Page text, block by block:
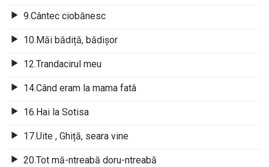
9.Cântec ciobănesc
10.Măi bădiță, bădișor
12.Trandacirul meu
14.Când eram la mama fatâ
16.Hai la Sotisa
17.Uite , Ghiță, seara vine
20.Tot mă-ntreabă doru-ntreabă